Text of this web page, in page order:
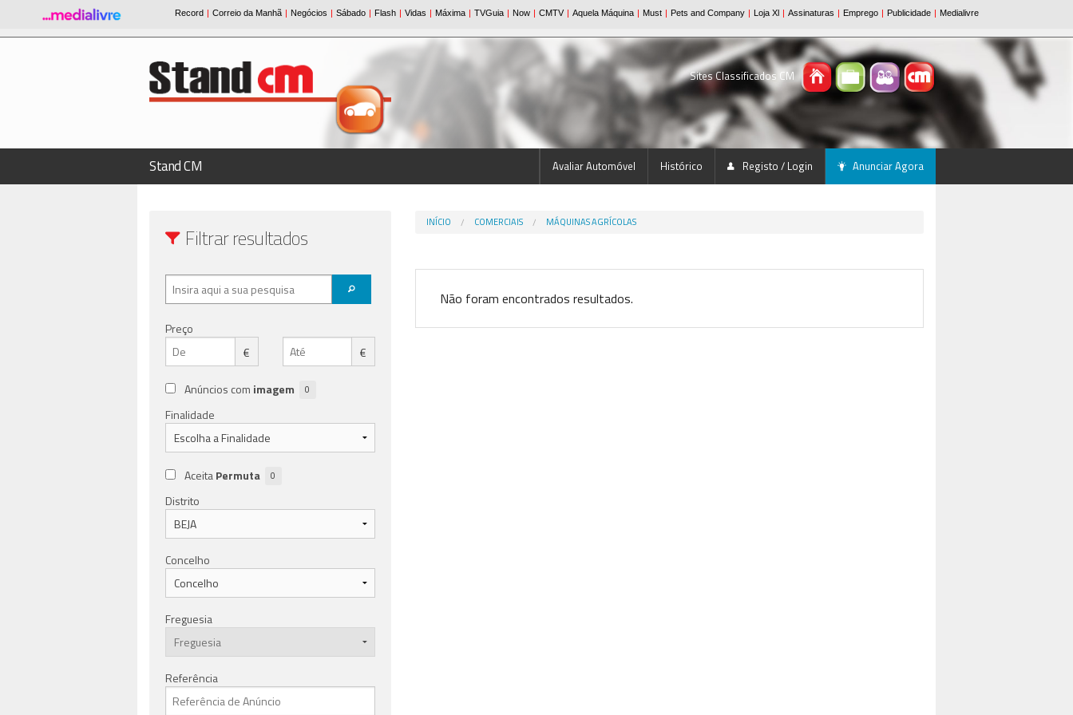
Sites Classificados CM
Stand CM Avaliar Automóvel Histórico Registo / Login Anunciar Agora
INÍCIO COMERCIAIS MÁQUINAS AGRÍCOLAS
Não foram encontrados resultados.
Filtrar resultados
Preço
€
€
Anúncios com imagem 0
Finalidade
AceitaPermuta 0
Distrito
Concelho
Freguesia
Referência